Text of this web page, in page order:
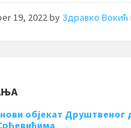
19, 2022by Здравко Вокић
објекат Друштвеног